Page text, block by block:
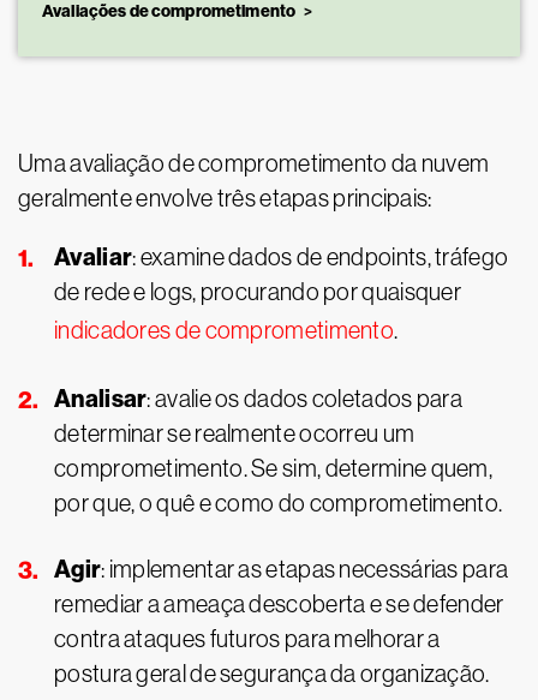
Avaliações de comprometimento
Uma avaliação de comprometimento da nuvem
geralmente envolve três etapas principais:
Avaliar: examine dados de endpoints, tráfego
de rede e logs, procurando por quaisquer
indicadores de comprometimento.
Analisar: avalie os dados coletados para
determinar se realmente ocorreu um
comprometimento. Se sim, determine quem,
por que, o quê e como do comprometimento.
Agir: implementar as etapas necessárias para
remediar a ameaça descoberta e se defender
contra ataques futuros para melhorar a
postura geral de segurança da organização.